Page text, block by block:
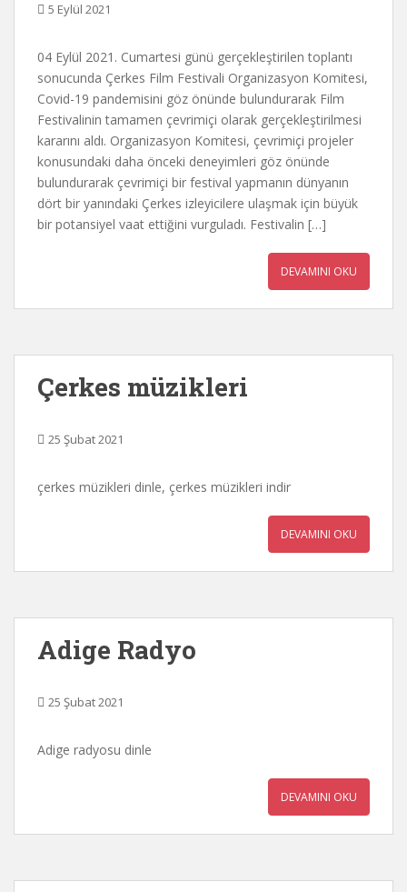
5 Eylül 2021
04 Eylül 2021. Cumartesi günü gerçekleştirilen toplantı
sonucunda Çerkes Film Festivali Organizasyon Komitesi,
Covid-19 pandemisini göz önünde bulundurarak Film
Festivalinin tamamen çevrimiçi olarak gerçekleştirilmesi
kararını aldı. Organizasyon Komitesi, çevrimiçi projeler
konusundaki daha önceki deneyimleri göz önünde
bulundurarak çevrimiçi bir festival yapmanın dünyanın
dört bir yanındaki Çerkes izleyicilere ulaşmak için büyük
bir potansiyel vaat ettiğini vurguladı. Festivalin […]
DEVAMINI OKU
Çerkes müzikleri
25 Şubat 2021
çerkes müzikleri dinle, çerkes müzikleri indir
DEVAMINI OKU
Adige Radyo
25 Şubat 2021
Adige radyosu dinle
DEVAMINI OKU